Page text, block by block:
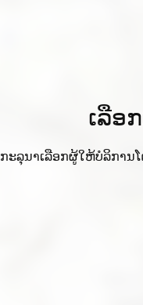
ເລືອ
ກະລຸນາເລືອກຜູ້ໃຫ້ບໍລິການ